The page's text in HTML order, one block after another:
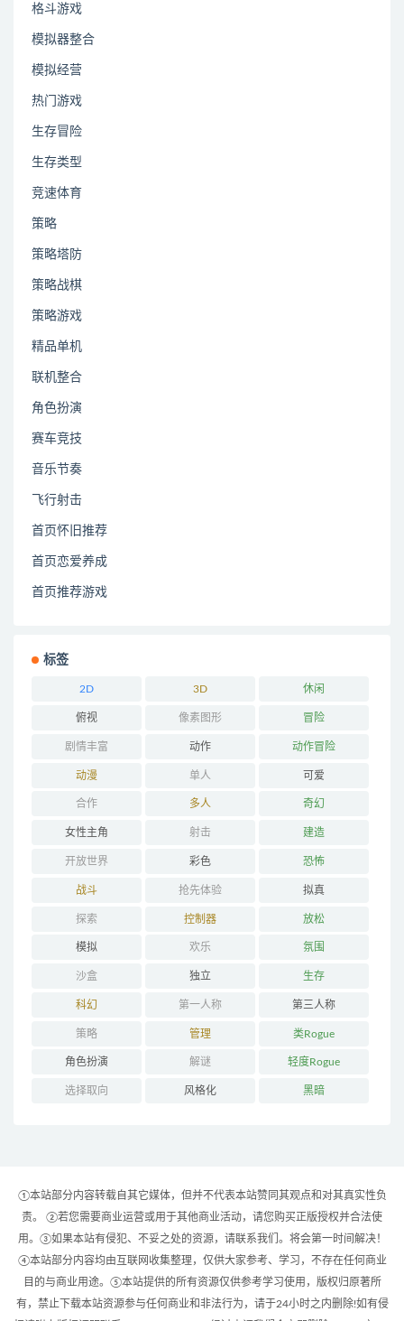
格斗游戏
模拟器整合
模拟经营
热门游戏
生存冒险
生存类型
竞速体育
策略
策略塔防
策略战棋
策略游戏
精品单机
联机整合
角色扮演
赛车竞技
音乐节奏
飞行射击
首页怀旧推荐
首页恋爱养成
首页推荐游戏
标签
2D 3D 休闲
俯视 像素图形 冒险
剧情丰富 动作 动作冒险
动漫 单人 可爱
合作 多人 奇幻
女性主角 射击 建造
开放世界 彩色 恐怖
战斗 抢先体验 拟真
探索 控制器 放松
模拟 欢乐 氛围
沙盒 独立 生存
科幻 第一人称 第三人称
策略 管理 类Rogue
角色扮演 解谜 轻度Rogue
选择取向 风格化 黑暗
①本站部分内容转载自其它媒体，但并不代表本站赞同其观点和对其真实性负
责。 ②若您需要商业运营或用于其他商业活动，请您购买正版授权并合法使
用。③如果本站有侵犯、不妥之处的资源，请联系我们。将会第一时间解决！
④本站部分内容均由互联网收集整理，仅供大家参考、学习，不存在任何商业
目的与商业用途。⑤本站提供的所有资源仅供参考学习使用，版权归原著所
有，禁止下载本站资源参与任何商业和非法行为，请于24小时之内删除!如有侵